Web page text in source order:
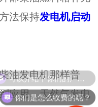
法保持发电机启动
发电机那样普
应用。天然气发电
可以介绍下你们的产品么？
你们是怎么收费的呢？